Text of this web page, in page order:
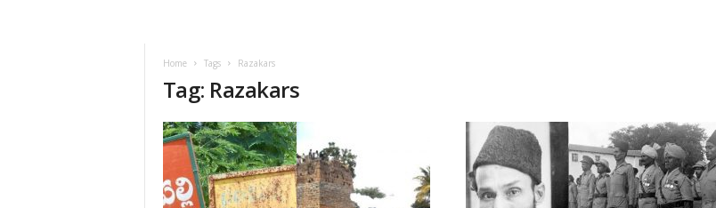
Home Tags Razakars
Tag: Razakars